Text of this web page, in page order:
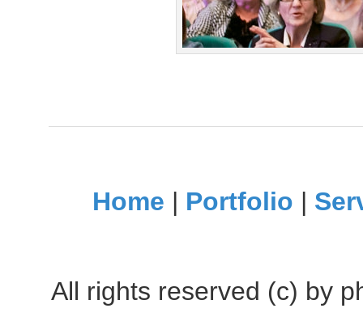
Home | Portfolio |
All rights reserved (c) by